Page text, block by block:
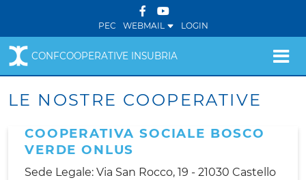
PEC WEBMAIL LOGIN
CONFCOOPERATIVE INSUBRIA
LE NOSTRE COOPERATIVE
COOPERATIVA SOCIALE BOSCO
VERDE ONLUS
Sede Legale: Via San Rocco, 19 - 21030 Castello